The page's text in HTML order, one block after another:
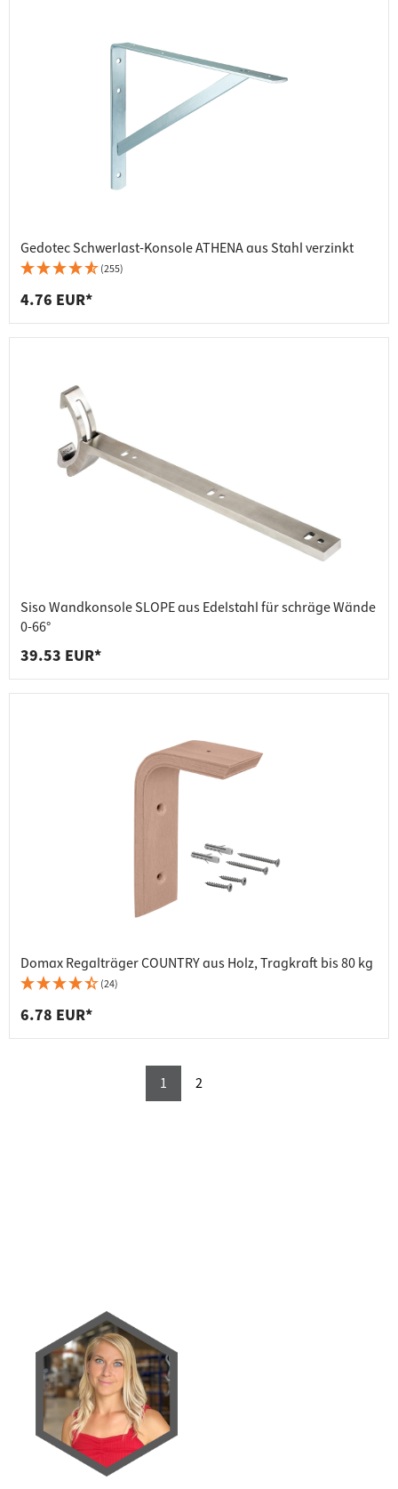
Gedotec Schwerlast-Konsole ATHENA aus Stahl verzinkt
(255)
4.76 EUR*
Siso Wandkonsole SLOPE aus Edelstahl für schräge Wände
0-66°
39.53 EUR*
Domax Regalträger COUNTRY aus Holz, Tragkraft bis 80 kg
(24)
6.78 EUR*
1 2